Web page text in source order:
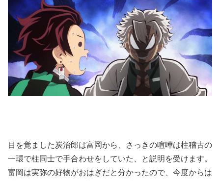
目を覚ました炭治郎は富岡から、さっきの喧嘩は柱稽古の
一環で柱同士で手合わせをしていた、と説明を受けます。
富岡は実弥の好物がおはぎだと分かったので、今度からは